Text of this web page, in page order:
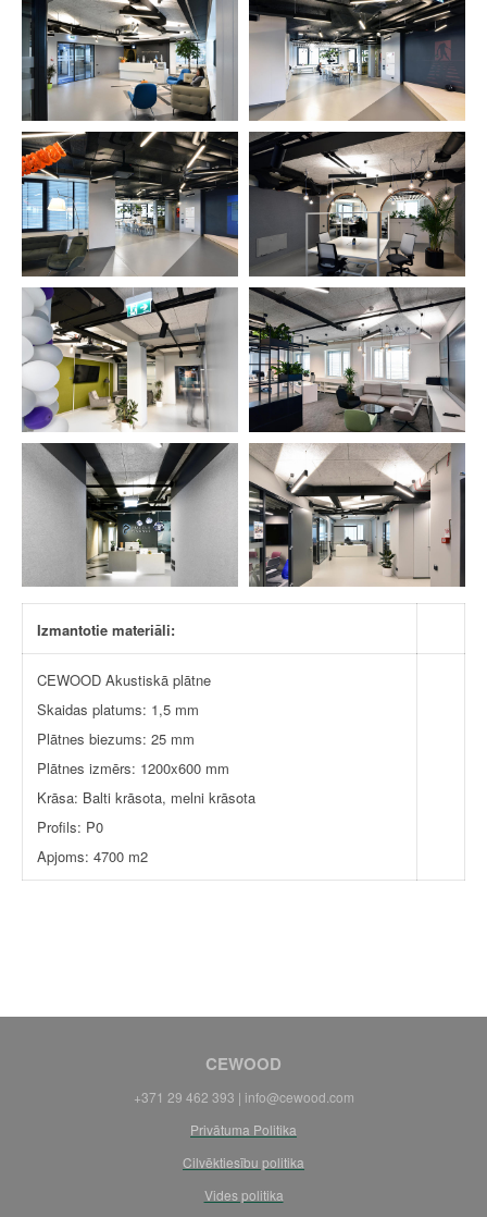
Izmantotie materiāli:
CEWOOD Akustiskā plātne
Skaidas platums: 1,5 mm
Plātnes biezums: 25 mm
Plātnes izmērs: 1200x600 mm
Krāsa: Balti krāsota, melni krāsota
Profils: P0
Apjoms: 4700 m2
CEWOOD
+371 29 462 393 | info@cewood.com
Privātuma Politika
Cilvēktiesību politika
Vides politika